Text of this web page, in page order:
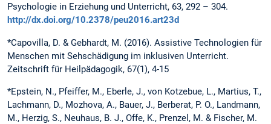
Psychologie in Erziehung und Unterricht, 63, 292 – 304.
http://dx.doi.org/10.2378/peu2016.art23d
*Capovilla, D. & Gebhardt, M. (2016). Assistive Technologien für
Menschen mit Sehschädigung im inklusiven Unterricht.
Zeitschrift für Heilpädagogik, 67(1), 4-15
*Epstein, N., Pfeiffer, M., Eberle, J., von Kotzebue, L., Martius, T.,
Lachmann, D., Mozhova, A., Bauer, J., Berberat, P. O., Landmann,
M., Herzig, S., Neuhaus, B. J., Offe, K., Prenzel, M. & Fischer, M.